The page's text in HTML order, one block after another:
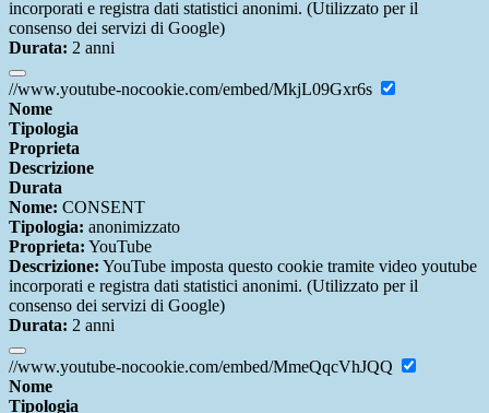
incorporati e registra dati statistici anonimi. (Utilizzato per il
consenso dei servizi di Google)
Durata: 2 anni
//www.youtube-nocookie.com/embed/MkjL09Gxr6s
Nome
Tipologia
Proprieta
Descrizione
Durata
Nome: CONSENT
Tipologia: anonimizzato
Proprieta: YouTube
Descrizione: YouTube imposta questo cookie tramite video youtube
incorporati e registra dati statistici anonimi. (Utilizzato per il
consenso dei servizi di Google)
Durata: 2 anni
//www.youtube-nocookie.com/embed/MmeQqcVhJQQ
Nome
Tipologia